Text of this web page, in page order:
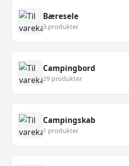
Bæresele
3 produkter
Campingbord
29 produkter
Campingskab
1 produkter